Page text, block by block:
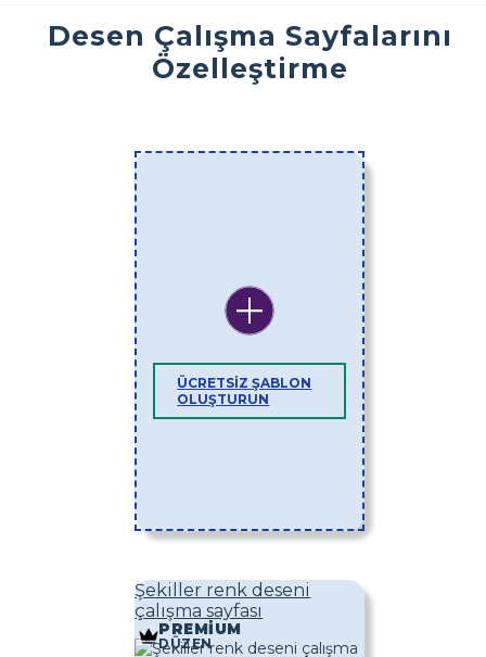
Desen Çalışma Sayfalarını
Özelleştirme
ÜCRETSIZ ŞABLON
OLUŞTURUN
Şekiller renk deseni
çalışma sayfası
PREMIUM
DÜZEN